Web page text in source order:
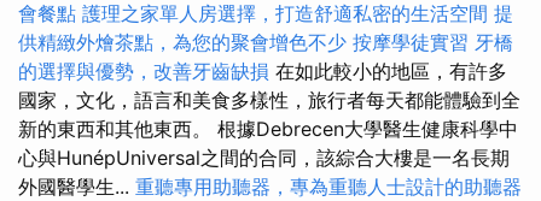
會餐點 護理之家單人房選擇，打造舒適私密的生活空間 提
供精緻外燴茶點，為您的聚會增色不少 按摩學徒實習 牙橋
的選擇與優勢，改善牙齒缺損 在如此較小的地區，有許多
國家，文化，語言和美食多樣性，旅行者每天都能體驗到全
新的東西和其他東西。 根據Debrecen大學醫生健康科學中
心與HunépUniversal之間的合同，該綜合大樓是一名長期
外國醫學生... 重聽專用助聽器，專為重聽人士設計的助聽器